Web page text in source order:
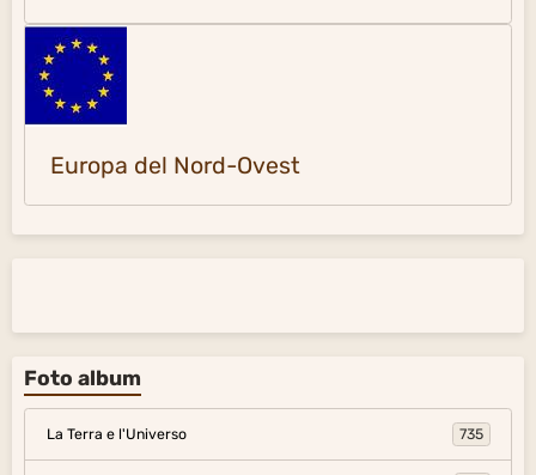
Europa del Nord-Ovest
Foto album
La Terra e l'Universo 735